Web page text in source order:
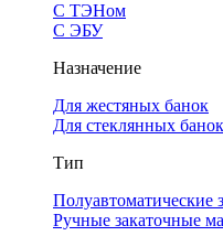
С ТЭНом
С ЭБУ
Назначение
Для жестяных банок
Для стеклянных банок
Тип
Полуавтоматические
Ручные закаточные